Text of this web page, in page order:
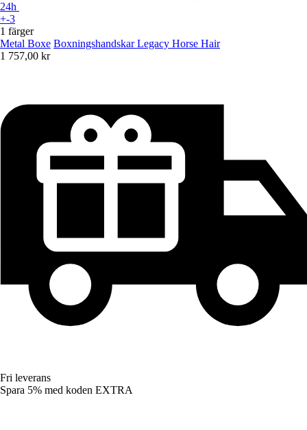
24h
+-3
1 färger
Metal Boxe Boxningshandskar Legacy Horse Hair
1 757,00 kr
Fri leverans
Spara 5% med koden EXTRA